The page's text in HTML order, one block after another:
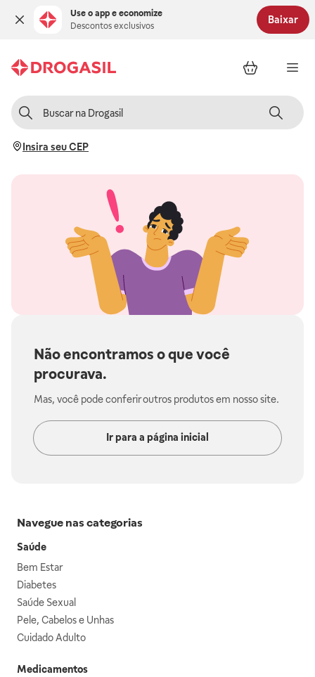
Use o app e economize
Descontos exclusivos
Baixar
Insira seu CEP
Não encontramos o que você
procurava.
Mas, você pode conferir outros produtos em nosso site.
Ir para a página inicial
Navegue nas categorias
Saúde
Bem Estar
Diabetes
Saúde Sexual
Pele, Cabelos e Unhas
Cuidado Adulto
Medicamentos